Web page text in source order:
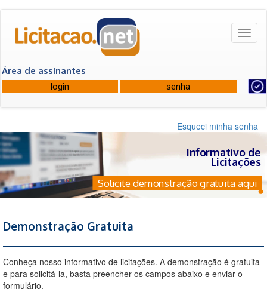
Área de assinantes
Esqueci minha senha
Informativo de
Licitações
Solicite demonstração gratuita aqui
Demonstração Gratuita
Conheça nosso informativo de licitações. A demonstração é gratuita
e para solicitá-la, basta preencher os campos abaixo e enviar o
formulário.